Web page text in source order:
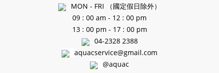
MON - FRI （國定假日除外）
09 : 00 am - 12 : 00 pm
13 : 00 pm - 17 : 00 pm
04-2328 2388
aquacservice@gmail.com
@aquac